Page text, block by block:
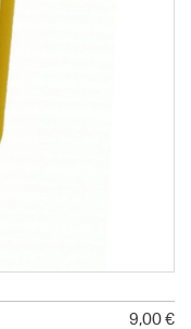
9,00 €